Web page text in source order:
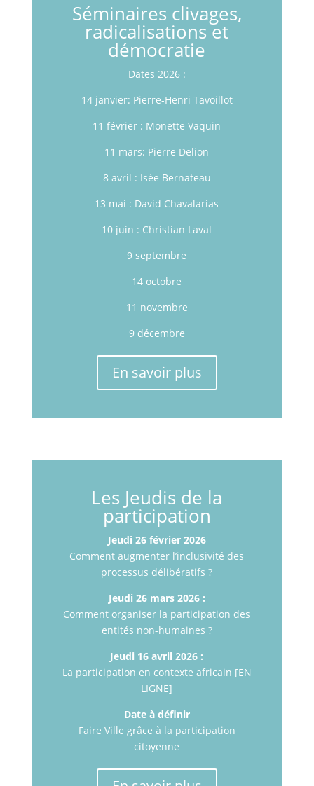
Séminaires clivages,
radicalisations et
démocratie
Dates 2026 :
14 janvier: Pierre-Henri Tavoillot
11 février : Monette Vaquin
11 mars: Pierre Delion
8 avril : Isée Bernateau
13 mai : David Chavalarias
10 juin : Christian Laval
9 septembre
14 octobre
11 novembre
9 décembre
En savoir plus
Les Jeudis de la
participation
Jeudi 26 février 2026
Comment augmenter l’inclusivité des
processus délibératifs ?
Jeudi 26 mars 2026 :
Comment organiser la participation des
entités non-humaines ?
Jeudi 16 avril 2026 :
La participation en contexte africain [EN
LIGNE]
Date à définir
Faire Ville grâce à la participation
citoyenne